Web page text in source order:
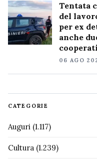
Tentata
del
per ex
anche
06 AGO
CATEGORIE
Auguri (1.117)
Cultura (1.239)